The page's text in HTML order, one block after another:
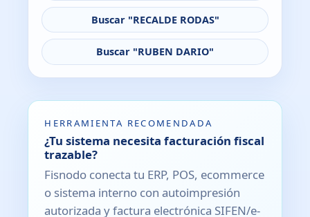
Buscar "RECALDE RODAS"
Buscar "RUBEN DARIO"
HERRAMIENTA RECOMENDADA
¿Tu sistema necesita facturación fiscal
trazable?
Fisnodo conecta tu ERP, POS, ecommerce
o sistema interno con autoimpresión
autorizada y factura electrónica SIFEN/e-